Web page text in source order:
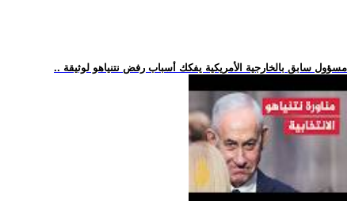
.. مسؤول سابق بالخارجية الأمريكية يفكك أسباب رفض نتنياهو لوثيقة